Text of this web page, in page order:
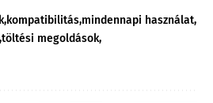
kompatibilitás mindennapi használat
töltési megoldások